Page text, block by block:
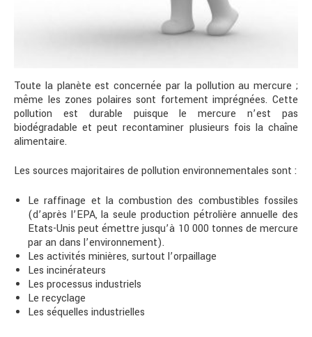
Toute la planète est concernée par la pollution au mercure ;
même les zones polaires sont fortement imprégnées. Cette
pollution est durable puisque le mercure n’est pas
biodégradable et peut recontaminer plusieurs fois la chaîne
alimentaire.
Les sources majoritaires de pollution environnementales sont :
Le raffinage et la combustion des combustibles fossiles
(d’après l’EPA, la seule production pétrolière annuelle des
Etats-Unis peut émettre jusqu’à 10 000 tonnes de mercure
par an dans l’environnement).
Les activités minières, surtout l’orpaillage
Les incinérateurs
Les processus industriels
Le recyclage
Les séquelles industrielles